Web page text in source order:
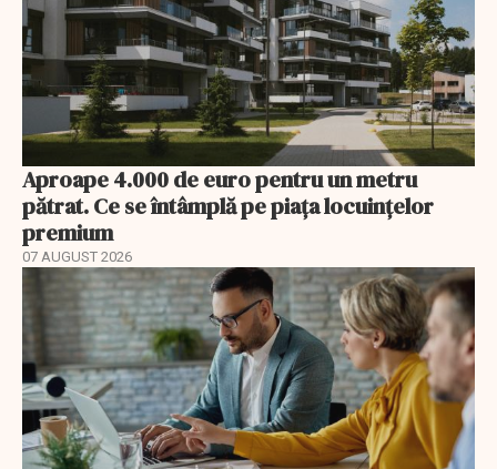
Aproape 4.000 de euro pentru un metru
pătrat. Ce se întâmplă pe piața locuințelor
premium
07 AUGUST 2026